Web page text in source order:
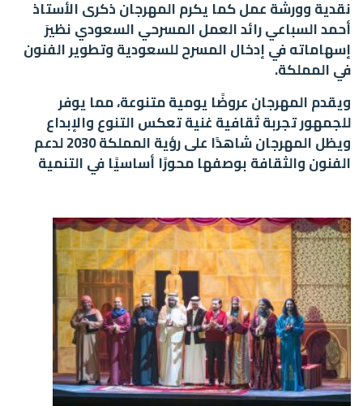
نقدية وورشة عمل كما يكرم المهرجان ذكرى الأستاذ
أحمد السباعي رائد العمل المسرحي السعودي نظيرَ
إسهاماته في إدخال المسرح للسعودية وتطوير الفنون
في المملكة.
ويقدم المهرجان عروضًا يومية متنوعة، مما يوفر
للجمهور تجربة ثقافية غنية تعكس التنوع والإبداع
ويظل المهرجان شاهدًا على رؤية المملكة 2030 لدعم
الفنون والثقافة بوصفها محورًا أساسيًا في التنمية